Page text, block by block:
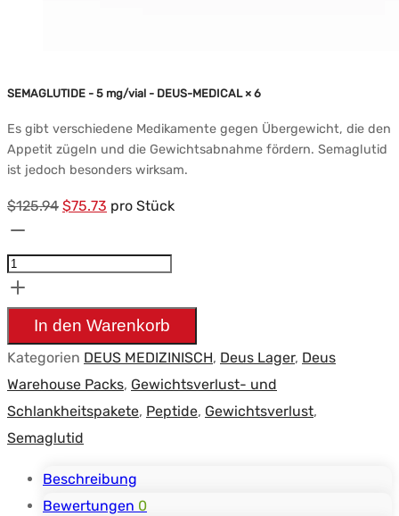
SEMAGLUTIDE - 5 mg/vial - DEUS-MEDICAL × 6
Es gibt verschiedene Medikamente gegen Übergewicht, die den
Appetit zügeln und die Gewichtsabnahme fördern. Semaglutid
ist jedoch besonders wirksam.
$125.94 Ursprünglicher
war:
$75.73 Aktueller
$75.73.
pro Stück
Peptides
de
Poids
–
Deus
Medical
-
Semaglutide
(6
In den Warenkorb
Kategorien DEUS MEDIZINISCH, Deus Lager, Deus
Warehouse Packs, Gewichtsverlust- und
Schlankheitspakete, Peptide, Gewichtsverlust,
Semaglutid
Beschreibung
Bewertungen 0